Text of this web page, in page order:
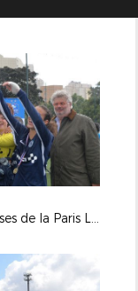
La remise des récompenses de la Paris Ladies Cup.